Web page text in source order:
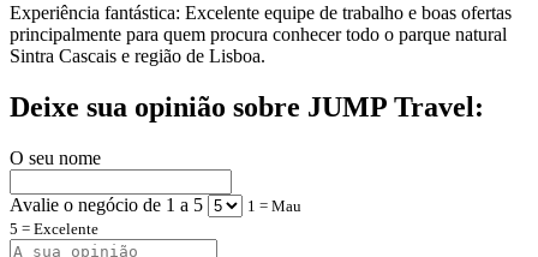
Experiência fantástica: Excelente equipe de trabalho e boas ofertas
principalmente para quem procura conhecer todo o parque natural
Sintra Cascais e região de Lisboa.
Deixe sua opinião sobre JUMP Travel:
O seu nome
Avalie o negócio de 1 a 5
1 = Mau
5 = Excelente